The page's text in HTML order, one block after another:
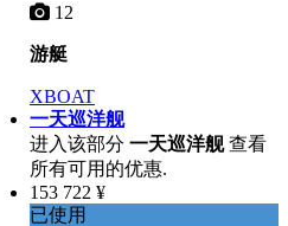
12
游艇
XBOAT
一天巡洋舰
进入该部分 一天巡洋舰查看
所有可用的优惠.
153 722 ¥
已使用